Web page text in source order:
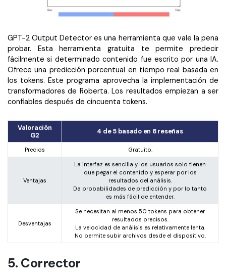
GPT-2 Output Detector es una herramienta que vale la pena
probar. Esta herramienta gratuita te permite predecir
fácilmente si determinado contenido fue escrito por una IA.
Ofrece una predicción porcentual en tiempo real basada en
los tokens. Este programa aprovecha la implementación de
transformadores de Roberta. Los resultados empiezan a ser
confiables después de cincuenta tokens.
Valoración
G2
4 de 5 basado en 6 reseñas
Precios Gratuito.
Ventajas
La interfaz es sencilla y los usuarios solo tienen
que pegar el contenido y esperar por los
resultados del análisis.
Da probabilidades de predicción y por lo tanto
es más fácil de entender.
Desventajas
Se necesitan al menos 50 tokens para obtener
resultados precisos.
La velocidad de análisis es relativamente lenta.
No permite subir archivos desde el dispositivo.
5. Corrector